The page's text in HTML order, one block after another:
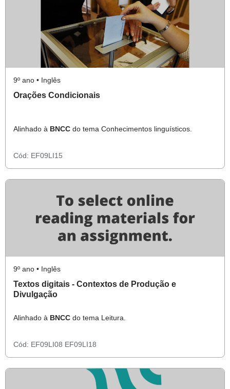
9º ano • Inglês
Orações Condicionais
Alinhado à BNCC do tema Conhecimentos linguísticos.
Cód: EF09LI15
9º ano • Inglês
Textos digitais - Contextos de Produção e
Divulgação
Alinhado à BNCC do tema Leitura.
Cód: EF09LI08 EF09LI18